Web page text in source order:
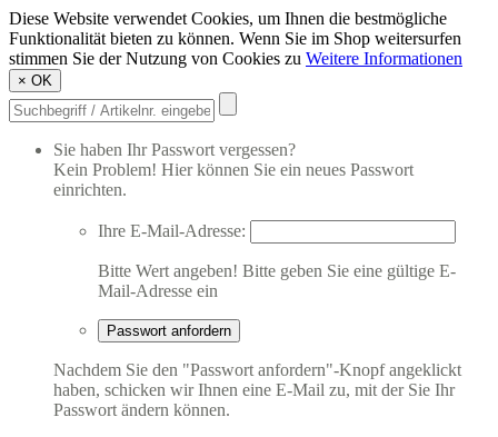
Diese Website verwendet Cookies, um Ihnen die bestmögliche
Funktionalität bieten zu können. Wenn Sie im Shop weitersurfen
stimmen Sie der Nutzung von Cookies zu Weitere Informationen
× OK
Sie haben Ihr Passwort vergessen?
Kein Problem! Hier können Sie ein neues Passwort
einrichten.
Ihre E-Mail-Adresse:
Bitte Wert angeben! Bitte geben Sie eine gültige E-
Mail-Adresse ein
Passwort anfordern
Nachdem Sie den "Passwort anfordern"-Knopf angeklickt
haben, schicken wir Ihnen eine E-Mail zu, mit der Sie Ihr
Passwort ändern können.